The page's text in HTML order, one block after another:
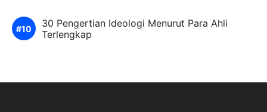
30 Pengertian Ideologi Menurut Para Ahli
Terlengkap